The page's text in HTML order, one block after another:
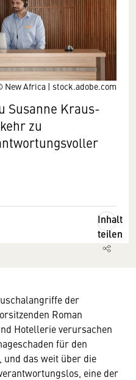
New Africa | stock.adobe.com
Susanne Kraus-
zu
Inhalt
teilen
der
Roman
Hotellerie verursachen
für den
das weit über die
eine der